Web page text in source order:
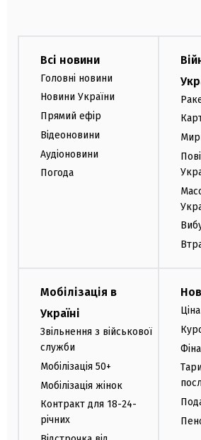
Всі новини
Головні новини
Новини України
Прямий ефір
Відеоновини
Аудіоновини
Погода
Мобілізація в
Україні
Звільнення з військової
служби
Мобілізація 50+
Мобілізація жінок
Контракт для 18-24-
річних